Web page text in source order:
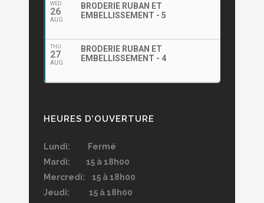
WED
26
AUG
BRODERIE RUBAN ET
EMBELLISSEMENT - 5
THU
27
AUG
BRODERIE RUBAN ET
EMBELLISSEMENT - 4
HEURES D’OUVERTURE
Lundi: Fermé
Mardi: 15 à 18h00
Mercredi: 15 à 18h00
Jeudi: 15 à 18h00